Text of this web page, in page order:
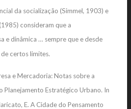
da socialização (Simmel, 1903) e
consideram que a
e dinâmica … sempre que e desde
certos limites.
e Mercadoria: Notas sobre a
Planejamento Estratégico Urbano. In
E. A Cidade do Pensamento